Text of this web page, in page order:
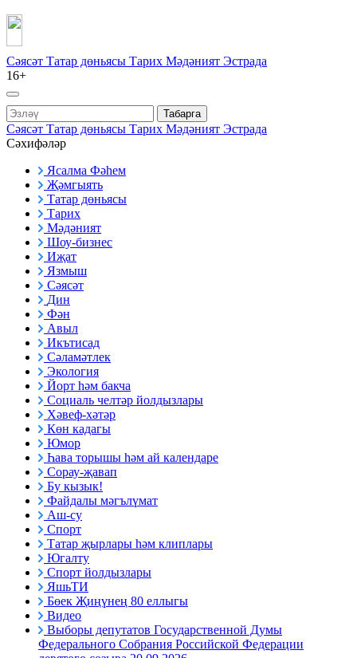
Сәясәт Татар дөньясы Тарих Мәдәният Эстрада
16+
Табарга
Сәясәт Татар дөньясы Тарих Мәдәният Эстрада
Сәхифәләр
Ясалма Фәһем
Җәмгыять
Татар дөньясы
Тарих
Мәдәният
Шоу-бизнес
Иҗат
Язмыш
Сәясәт
Дин
Фән
Авыл
Икътисад
Сәламәтлек
Экология
Йорт һәм бакча
Социаль челтәр йолдызлары
Хәвеф-хәтәр
Көн кадагы
Юмор
Һава торышы һәм ай календаре
Сорау-җавап
Бу кызык!
Файдалы мәгълүмат
Аш-су
Спорт
Татар җырлары һәм клиплары
Югалту
Спорт йолдызлары
ЯшьТИ
Бөек Җиңүнең 80 еллыгы
Видео
Выборы депутатов Государственной Думы
Федерального Собрания Российской Федерации